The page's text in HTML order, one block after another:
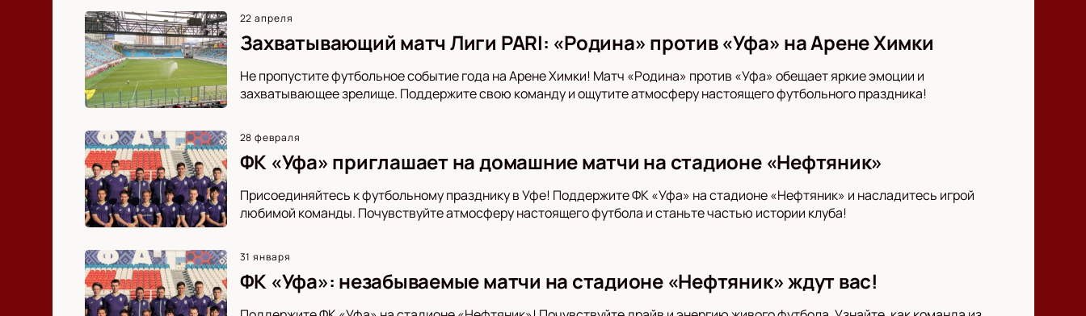
22 апреля
Захватывающий матч Лиги PARI: «Родина» против «Уфа» на Арене Химки
Не пропустите футбольное событие года на Арене Химки! Матч «Родина» против «Уфа» обещает яркие эмоции и
захватывающее зрелище. Поддержите свою команду и ощутите атмосферу настоящего футбольного праздника!
28 февраля
ФК «Уфа» приглашает на домашние матчи на стадионе «Нефтяник»
Присоединяйтесь к футбольному празднику в Уфе! Поддержите ФК «Уфа» на стадионе «Нефтяник» и насладитесь игрой
любимой команды. Почувствуйте атмосферу настоящего футбола и станьте частью истории клуба!
31 января
ФК «Уфа»: незабываемые матчи на стадионе «Нефтяник» ждут вас!